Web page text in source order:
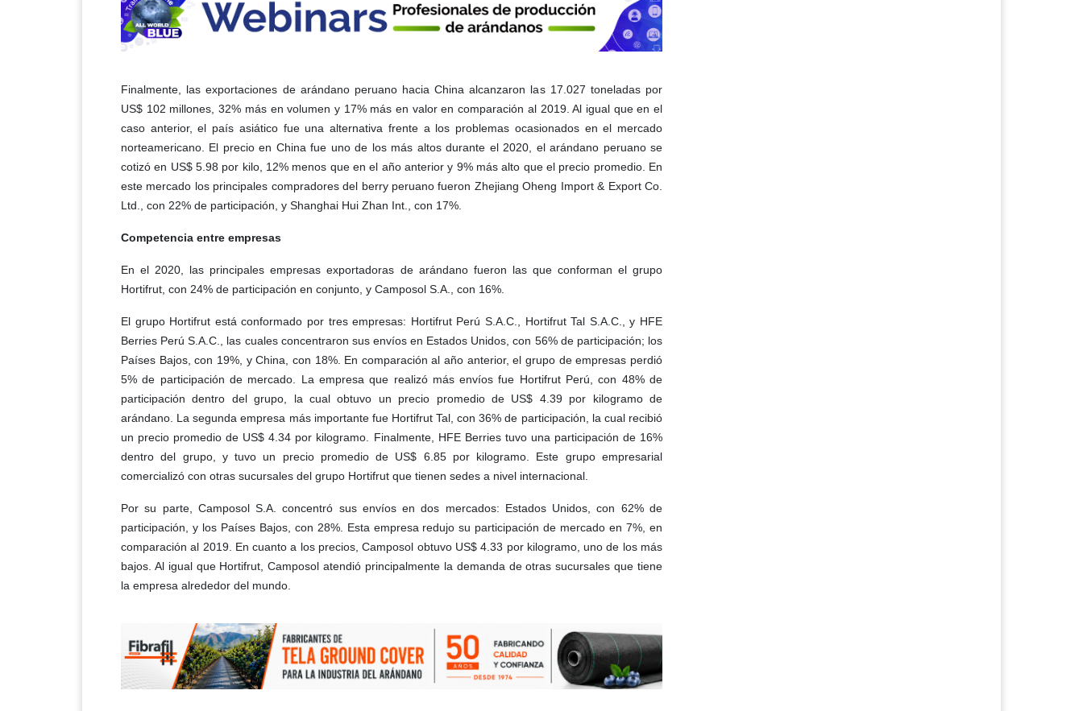
Finalmente, las exportaciones de arándano peruano hacia China alcanzaron las 17.027 toneladas por
US$ 102 millones, 32% más en volumen y 17% más en valor en comparación al 2019. Al igual que en el
caso anterior, el país asiático fue una alternativa frente a los problemas ocasionados en el mercado
norteamericano. El precio en China fue uno de los más altos durante el 2020, el arándano peruano se
cotizó en US$ 5.98 por kilo, 12% menos que en el año anterior y 9% más alto que el precio promedio. En
este mercado los principales compradores del berry peruano fueron Zhejiang Oheng Import & Export Co.
Ltd., con 22% de participación, y Shanghai Hui Zhan Int., con 17%.
Competencia entre empresas
En el 2020, las principales empresas exportadoras de arándano fueron las que conforman el grupo
Hortifrut, con 24% de participación en conjunto, y Camposol S.A., con 16%.
El grupo Hortifrut está conformado por tres empresas: Hortifrut Perú S.A.C., Hortifrut Tal S.A.C., y HFE
Berries Perú S.A.C., las cuales concentraron sus envíos en Estados Unidos, con 56% de participación; los
Países Bajos, con 19%, y China, con 18%. En comparación al año anterior, el grupo de empresas perdió
5% de participación de mercado. La empresa que realizó más envíos fue Hortifrut Perú, con 48% de
participación dentro del grupo, la cual obtuvo un precio promedio de US$ 4.39 por kilogramo de
arándano. La segunda empresa más importante fue Hortifrut Tal, con 36% de participación, la cual recibió
un precio promedio de US$ 4.34 por kilogramo. Finalmente, HFE Berries tuvo una participación de 16%
dentro del grupo, y tuvo un precio promedio de US$ 6.85 por kilogramo. Este grupo empresarial
comercializó con otras sucursales del grupo Hortifrut que tienen sedes a nivel internacional.
Por su parte, Camposol S.A. concentró sus envíos en dos mercados: Estados Unidos, con 62% de
participación, y los Países Bajos, con 28%. Esta empresa redujo su participación de mercado en 7%, en
comparación al 2019. En cuanto a los precios, Camposol obtuvo US$ 4.33 por kilogramo, uno de los más
bajos. Al igual que Hortifrut, Camposol atendió principalmente la demanda de otras sucursales que tiene
la empresa alrededor del mundo.